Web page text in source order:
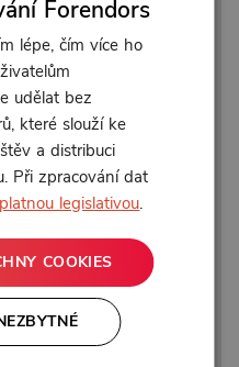
Forendors
lépe, čím více ho
udělat bez
které slouží ke
a distribuci
Při zpracování dat
platnou legislativou.
COOKIES